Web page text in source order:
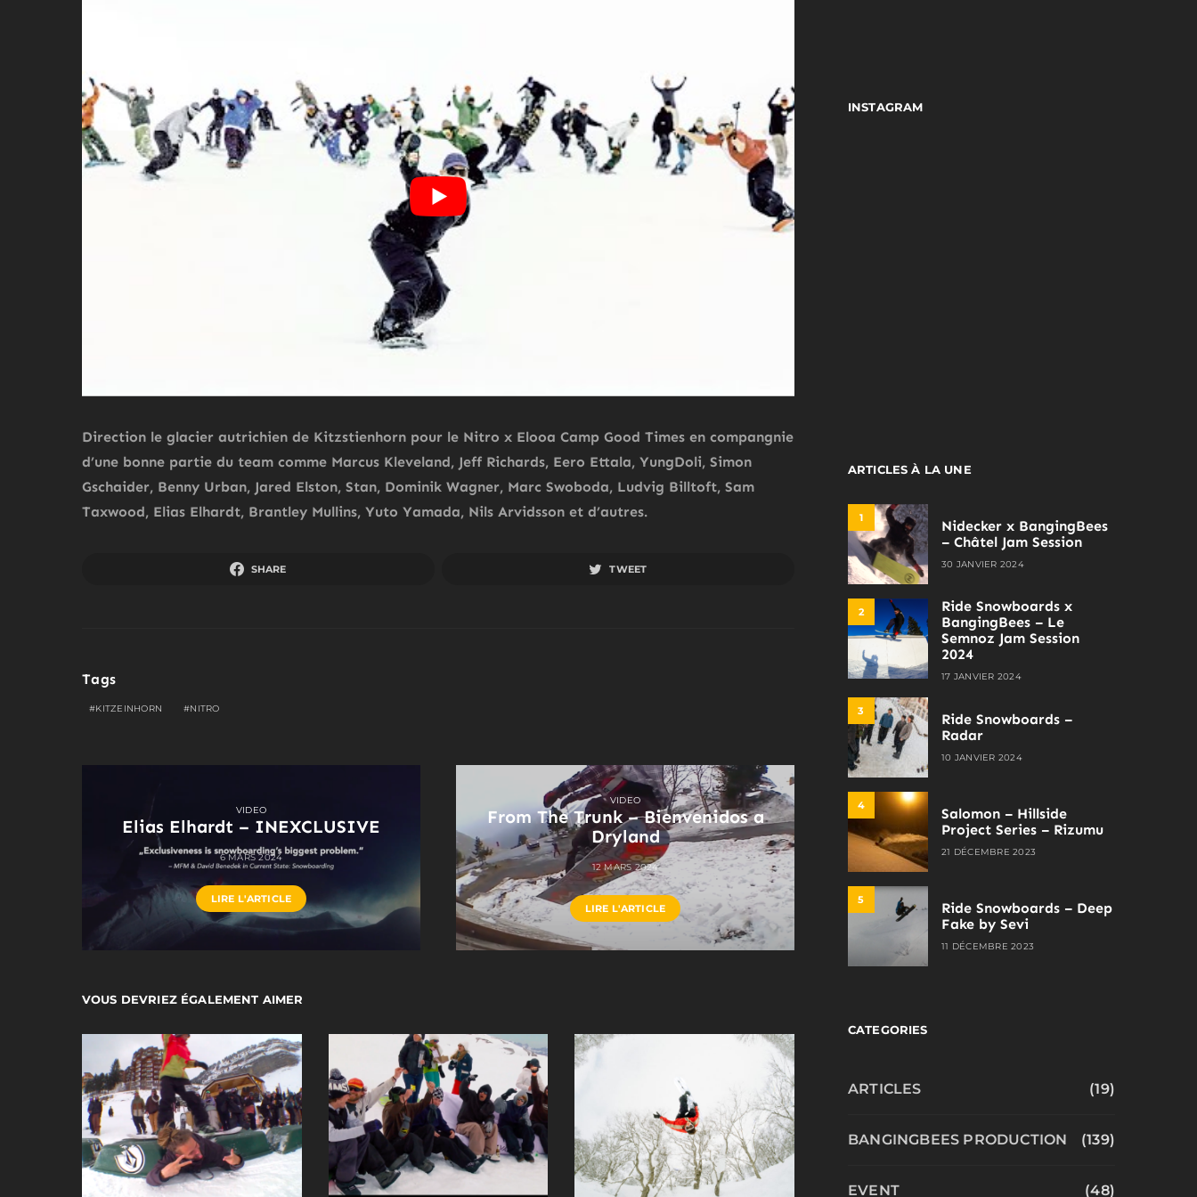
Direction le glacier autrichien de Kitzstienhorn pour le Nitro x Elooa Camp Good Times en compangnie
d’une bonne partie du team comme Marcus Kleveland, Jeff Richards, Eero Ettala, YungDoli, Simon
Gschaider, Benny Urban, Jared Elston, Stan, Dominik Wagner, Marc Swoboda, Ludvig Billtoft, Sam
Taxwood, Elias Elhardt, Brantley Mullins, Yuto Yamada, Nils Arvidsson et d’autres.
SHARE TWEET
Tags
KITZEINHORN NITRO
VIDEO
Elias Elhardt – INEXCLUSIVE
6 MARS 2024
LIRE L'ARTICLE
VIDEO
From The Trunk – Bienvenidos a
Dryland
12 MARS 2024
LIRE L'ARTICLE
VOUS DEVRIEZ ÉGALEMENT AIMER
INSTAGRAM
ARTICLES À LA UNE
1
Nidecker x BangingBees
– Châtel Jam Session
30 JANVIER 2024
2
Ride Snowboards x
BangingBees – Le
Semnoz Jam Session
2024
17 JANVIER 2024
3
Ride Snowboards –
Radar
10 JANVIER 2024
4
Salomon – Hillside
Project Series – Rizumu
21 DÉCEMBRE 2023
5
Ride Snowboards – Deep
Fake by Sevi
11 DÉCEMBRE 2023
CATEGORIES
ARTICLES (19)
BANGINGBEES PRODUCTION (139)
EVENT (48)